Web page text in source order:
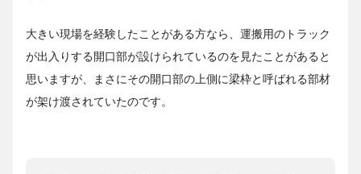
大きい現場を経験したことがある方なら、運搬用のトラック
が出入りする開口部が設けられているのを見たことがあると
思いますが、まさにその開口部の上側に梁枠と呼ばれる部材
が架け渡されていたのです。